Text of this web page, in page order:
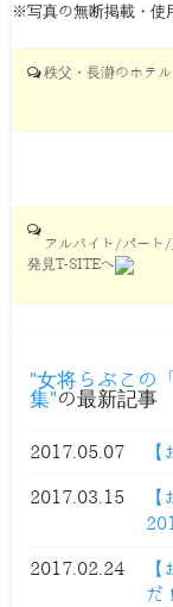
※写真の無断掲載・使
秩父・長瀞のホテ
アルバイト/パート
発見T-SITEへ
女将らぶこの
集 の最新記事
2017.05.07
2017.03.15
2017.02.24
だ